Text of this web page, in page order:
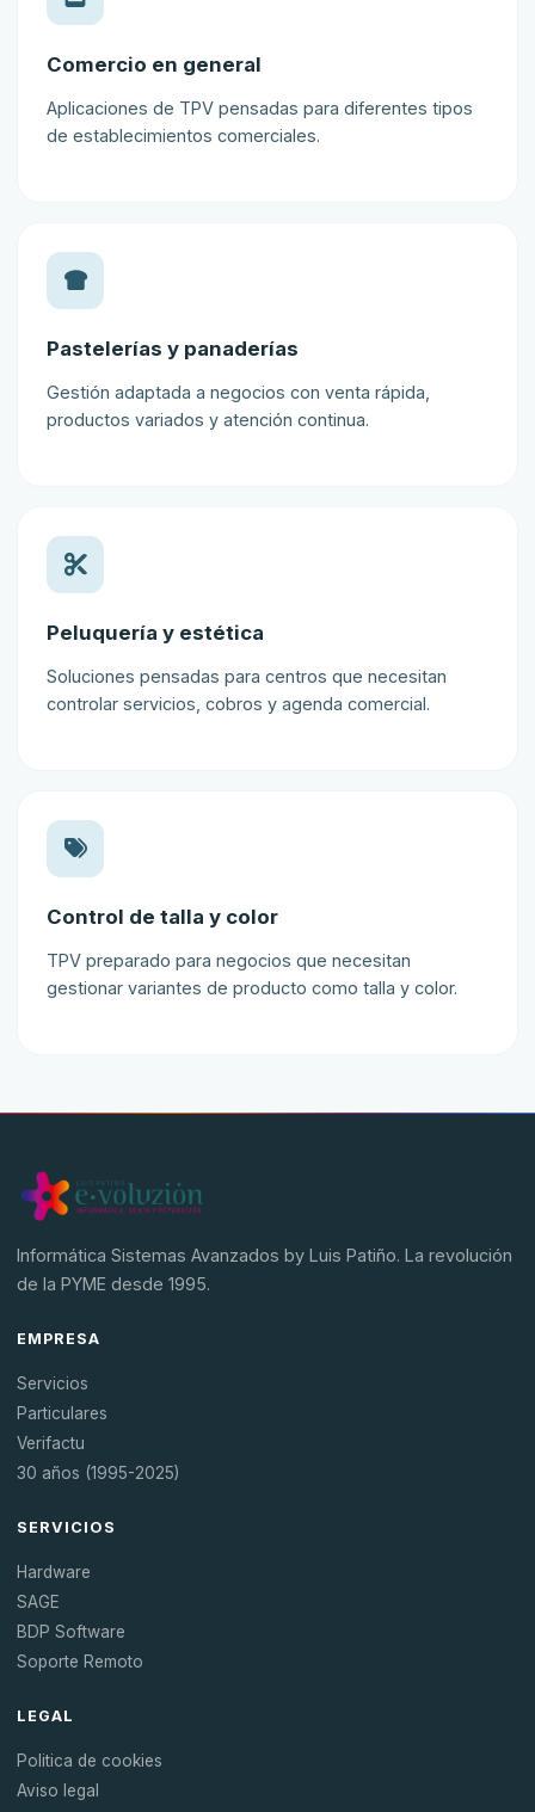
Comercio en general
Aplicaciones de TPV pensadas para diferentes tipos
de establecimientos comerciales.
Pastelerías y panaderías
Gestión adaptada a negocios con venta rápida,
productos variados y atención continua.
Peluquería y estética
Soluciones pensadas para centros que necesitan
controlar servicios, cobros y agenda comercial.
Control de talla y color
TPV preparado para negocios que necesitan
gestionar variantes de producto como talla y color.
Informática Sistemas Avanzados by Luis Patiño. La revolución
de la PYME desde 1995.
EMPRESA
Servicios
Particulares
Verifactu
30 años (1995-2025)
SERVICIOS
Hardware
SAGE
BDP Software
Soporte Remoto
LEGAL
Politica de cookies
Aviso legal